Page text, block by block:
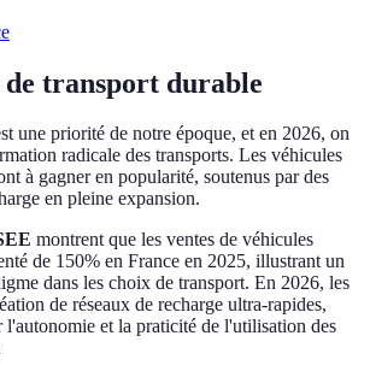
de transport durable
une priorité de notre époque, et en 2026, on
radicale des transports. Les véhicules
à gagner en popularité, soutenus par des
en pleine expansion.
montrent que les ventes de véhicules
de 150% en France en 2025, illustrant un
dans les choix de transport. En 2026, les
de réseaux de recharge ultra-rapides,
l'autonomie et la praticité de l'utilisation des